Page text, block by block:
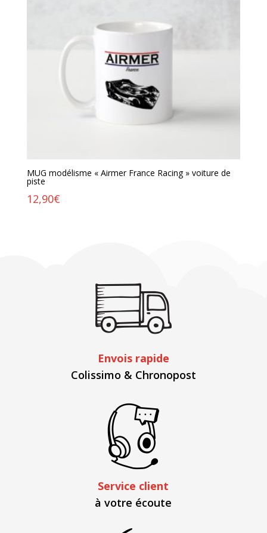
MUG modélisme « Airmer France Racing » voiture de
piste
12,90€
Envois rapide
Colissimo & Chronopost
Service client
à votre écoute